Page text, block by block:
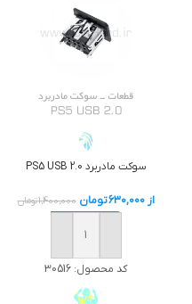
سوکت مادربرد PS5 USB 2.0
از630,000تومان 1,400,000تومان
خرید
کد محصول: 30516